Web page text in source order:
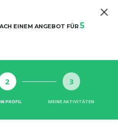
EINEM ANGEBOT FÜR5
2
PROFIL
3
MEINE AKTIVITÄTEN